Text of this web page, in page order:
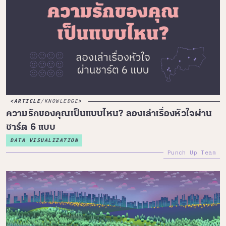
ARTICLE/KNOWLEDGE
ความรักของคุณเป็นแบบไหน? ลองเล่าเรื่องหัวใจผ่าน
ชาร์ต 6 แบบ
DATA VISUALIZATION
Punch Up Team